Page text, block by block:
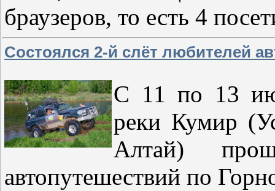
браузеров, то есть 4
Состоялся 2-й слёт любителей
С 11 по 13
реки Кумир
Алтай)
автопутешествий по